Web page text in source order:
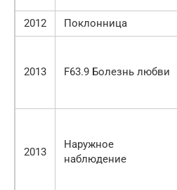
2012 Поклонница
2013 F63.9 Болезнь любви
2013
Наружное
наблюдение